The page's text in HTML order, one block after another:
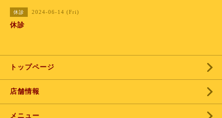
休診 2024-06-14 (Fri)
休診
トップページ
店舗情報
メニュー